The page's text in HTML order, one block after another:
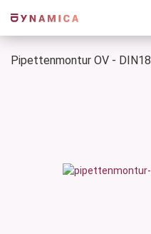
Pipettenmontur OV - DIN18